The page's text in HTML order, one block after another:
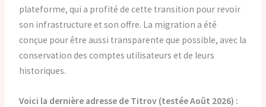
plateforme, qui a profité de cette transition pour revoir
son infrastructure et son offre. La migration a été
conçue pour être aussi transparente que possible, avec la
conservation des comptes utilisateurs et de leurs
historiques.
Voici la dernière adresse de Titrov (testée Août 2026) :